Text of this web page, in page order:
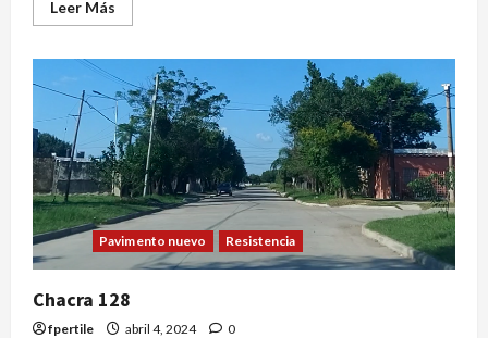
Leer Más
Pavimento nuevo Resistencia
Chacra 128
fpertile abril 4, 2024 0